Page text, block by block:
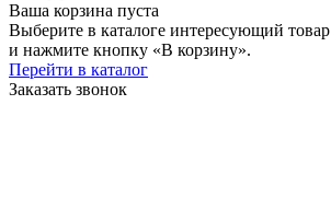
Ваша корзина пуста
Выберите в каталоге интересующий товар
и нажмите кнопку «В корзину».
Перейти в каталог
Заказать звонок